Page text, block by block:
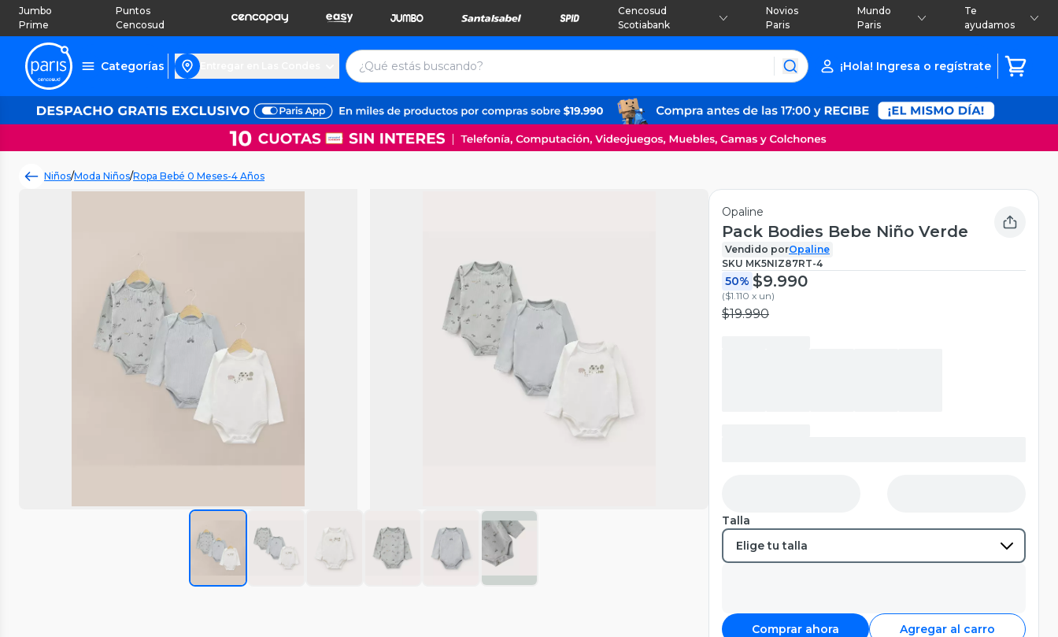
Jumbo
Prime
Puntos
Cencosud
Cencosud
Scotiabank
Novios
Paris
Mundo
Paris
Te
ayudamos
Categorías ¡Hola! Ingresa o regístrate
Niños/Moda Niños/Ropa Bebé 0 Meses-4 Años
Opaline
Pack Bodies Bebe Niño Verde
Vendido porOpaline
SKU MK5NIZ87RT-4
50% $9.990
($1.110 x un)
$19.990
Talla
Comprar ahora Agregar al carro